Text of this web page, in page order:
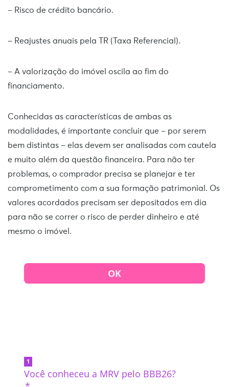
– Risco de crédito bancário.
– Reajustes anuais pela TR (Taxa Referencial).
– A valorização do imóvel oscila ao fim do
financiamento.
Conhecidas as características de ambas as
modalidades, é importante concluir que – por serem
bem distintas – elas devem ser analisadas com cautela
e muito além da questão financeira. Para não ter
problemas, o comprador precisa se planejar e ter
comprometimento com a sua formação patrimonial. Os
valores acordados precisam ser depositados em dia
para não se correr o risco de perder dinheiro e até
mesmo o imóvel.